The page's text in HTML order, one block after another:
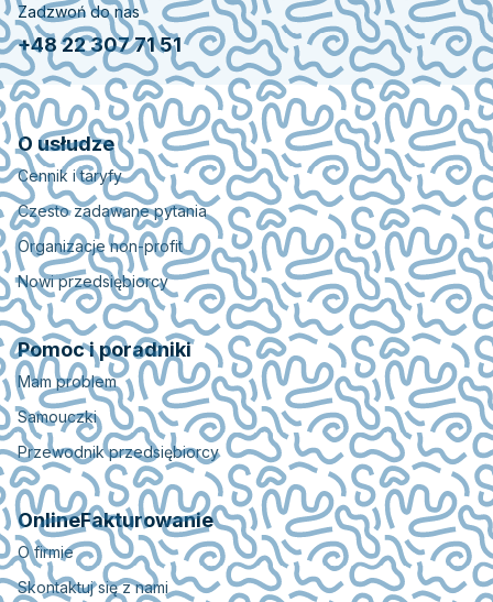
Zadzwoń do nas
+48 22 307 71 51
O usłudze
Cennik i taryfy
Czesto zadawane pytania
Organizacje non-profit
Nowi przedsiębiorcy
Pomoc i poradniki
Mam problem
Samouczki
Przewodnik przedsiębiorcy
OnlineFakturowanie
O firmie
Skontaktuj się z nami